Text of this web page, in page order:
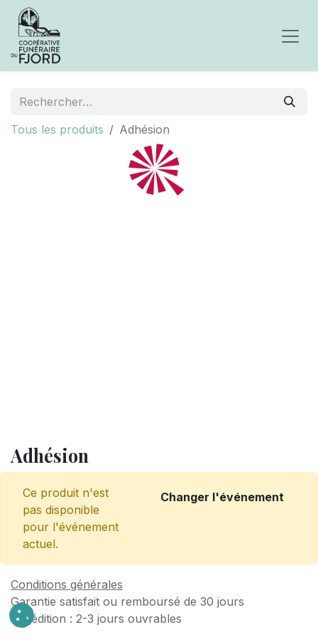
Tous les produits Adhésion
Adhésion
Ce produit n'est
pas disponible
pour l'événement
actuel.
Changer l'événement
Conditions générales
Garantie satisfait ou remboursé de 30 jours
Expédition : 2-3 jours ouvrables